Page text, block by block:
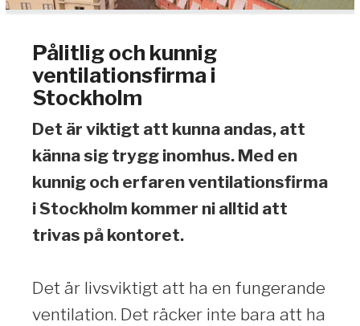
Pålitlig och kunnig
ventilationsfirma i
Stockholm
Det är viktigt att kunna andas, att
känna sig trygg inomhus. Med en
kunnig och erfaren ventilationsfirma
i Stockholm kommer ni alltid att
trivas på kontoret.
Det är livsviktigt att ha en fungerande
ventilation. Det räcker inte bara att ha